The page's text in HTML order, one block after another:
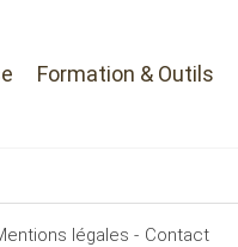
Formation & Outils
légales - Contact